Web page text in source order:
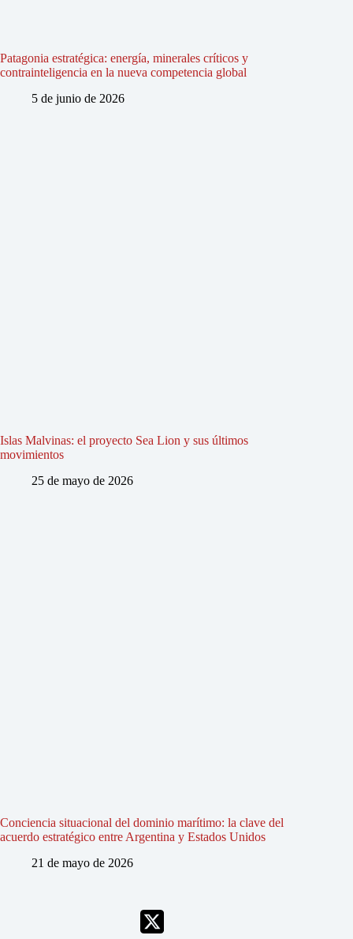
Patagonia estratégica: energía, minerales críticos y
contrainteligencia en la nueva competencia global
5 de junio de 2026
Islas Malvinas: el proyecto Sea Lion y sus últimos
movimientos
25 de mayo de 2026
Conciencia situacional del dominio marítimo: la clave del
acuerdo estratégico entre Argentina y Estados Unidos
21 de mayo de 2026